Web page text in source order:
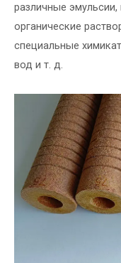
различные
органические
специальные
вод и т. д.